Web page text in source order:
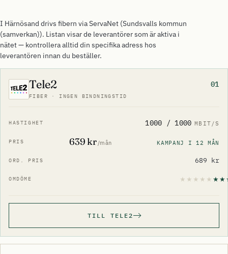
I Härnösand drivs fibern via ServaNet (Sundsvalls kommun
(samverkan)). Listan visar de leverantörer som är aktiva i
nätet — kontrollera alltid din specifika adress hos
leverantören innan du beställer.
01
Tele2
FIBER · INGEN BINDNINGSTID
1000 / 1000 MBIT/S
639 kr/mån KAMPANJ I 12 MÅN
689 kr
TILL TELE2